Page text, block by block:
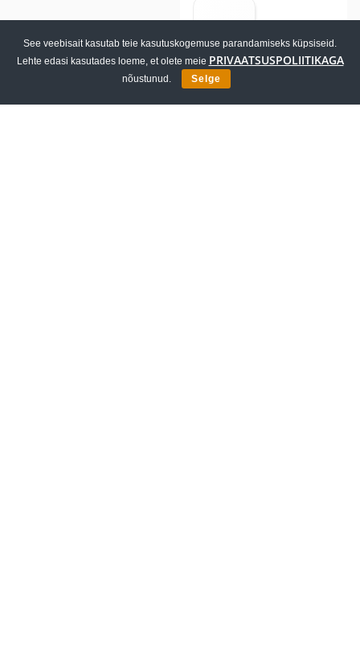
LS2
MOVE
AHEAD
WP 4L
See veebisait kasutab teie kasutuskogemuse parandamiseks küpsiseid.
Lehte edasi kasutades loeme, et olete meie PRIVAATSUSPOLIITIKAGA
nõustunud. Selge